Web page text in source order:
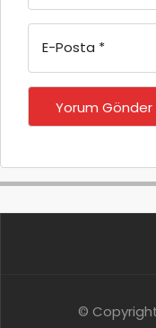
E-Posta *
Yorum Gönder
© Copyright